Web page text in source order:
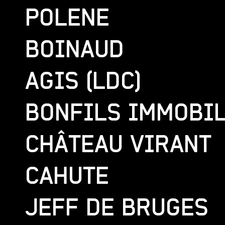
POLENE
BOINAUD
AGIS (LDC)
BONFILS
CHÂTEAU VIRANT
CAHUTE
JEFF DE BRUGES